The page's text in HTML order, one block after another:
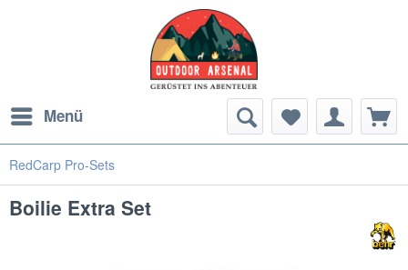
Menü
RedCarp Pro-Sets
Boilie Extra Set